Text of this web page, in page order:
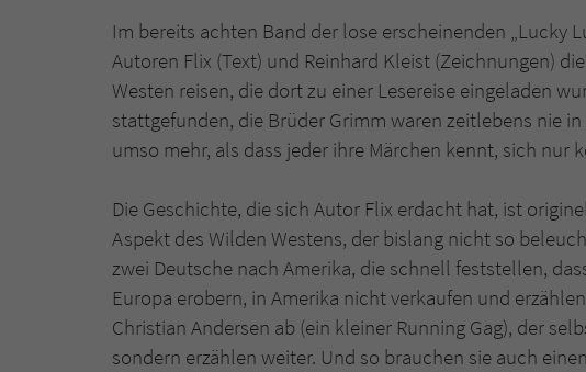
Im bereits achten Band der lose erscheinenden „Lucky
Autoren Flix (Text) und Reinhard Kleist (Zeichnungen)
Westen reisen, die dort zu einer Lesereise eingeladen
stattgefunden, die Brüder Grimm waren zeitlebens nie
umso mehr, als dass jeder ihre Märchen kennt, sich nur
Die Geschichte, die sich Autor Flix erdacht hat, ist
Aspekt des Wilden Westens, der bislang nicht so
zwei Deutsche nach Amerika, die schnell feststellen,
Europa erobern, in Amerika nicht verkaufen und
Christian Andersen ab (ein kleiner Running Gag), der
sondern erzählen weiter. Und so brauchen sie auch